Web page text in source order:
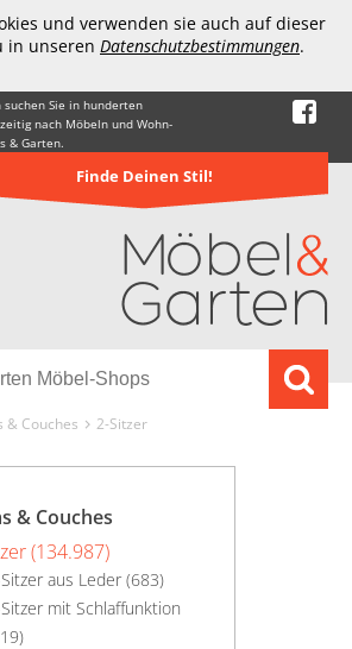
und verwenden sie auch auf dieser
in unseren Datenschutzbestimmungen.
Sie in hunderten
nach Möbeln und Wohn-
& Garten.
Finde Deinen Stil!
& Couches 2-Sitzer
& Couches
(134.987)
aus Leder (683)
mit Schlaffunktion